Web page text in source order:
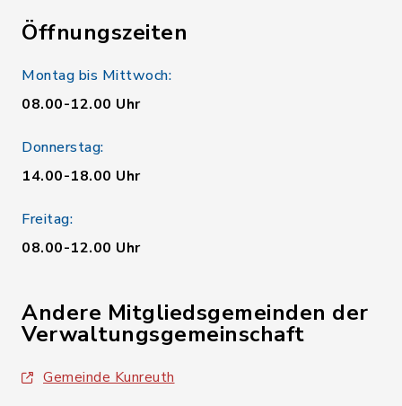
Öffnungszeiten
Montag bis Mittwoch:
08.00-12.00 Uhr
Donnerstag:
14.00-18.00 Uhr
Freitag:
08.00-12.00 Uhr
Andere Mitgliedsgemeinden der
Verwaltungsgemeinschaft
Gemeinde Kunreuth